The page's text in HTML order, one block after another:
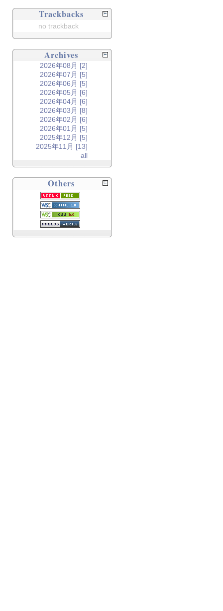
Trackbacks
no trackback
Archives
2026年08月 [2]
2026年07月 [5]
2026年06月 [5]
2026年05月 [6]
2026年04月 [6]
2026年03月 [8]
2026年02月 [6]
2026年01月 [5]
2025年12月 [5]
2025年11月 [13]
all
Others